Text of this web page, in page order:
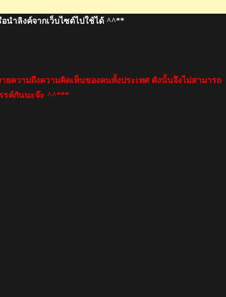
นำลิงค์จากเว็บไซต์ไปใช้ได้ ^^**
ความถึงความคิดเห็นของคนทั้งประเทศ ดังนั้นจึงไม่สามารถ
รค์กันนะจ๊ะ ^^***